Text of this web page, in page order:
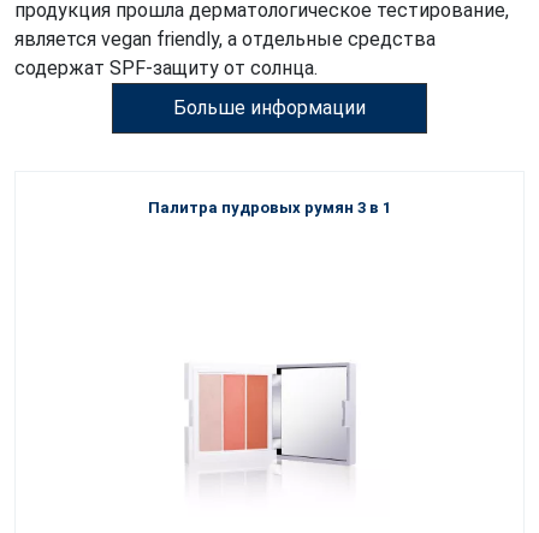
продукция прошла дерматологическое тестирование,
является vegan friendly, а отдельные средства
содержат SPF-защиту от солнца.
Больше информации
Палитра пудровых румян 3 в 1